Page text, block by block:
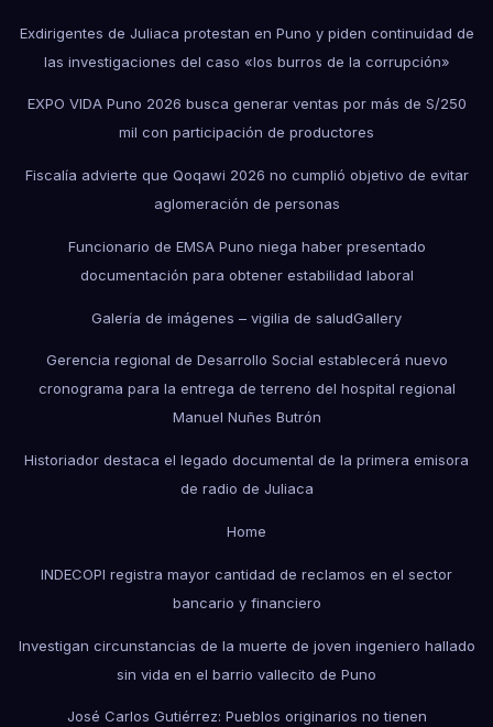
Exdirigentes de Juliaca protestan en Puno y piden continuidad de
las investigaciones del caso «los burros de la corrupción»
EXPO VIDA Puno 2026 busca generar ventas por más de S/250
mil con participación de productores
Fiscalía advierte que Qoqawi 2026 no cumplió objetivo de evitar
aglomeración de personas
Funcionario de EMSA Puno niega haber presentado
documentación para obtener estabilidad laboral
Galería de imágenes – vigilia de saludGallery
Gerencia regional de Desarrollo Social establecerá nuevo
cronograma para la entrega de terreno del hospital regional
Manuel Nuñes Butrón
Historiador destaca el legado documental de la primera emisora
de radio de Juliaca
Home
INDECOPI registra mayor cantidad de reclamos en el sector
bancario y financiero
Investigan circunstancias de la muerte de joven ingeniero hallado
sin vida en el barrio vallecito de Puno
José Carlos Gutiérrez: Pueblos originarios no tienen